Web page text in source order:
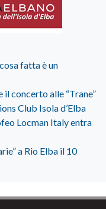
fatta è un
concerto alle “Trane”
Club Isola d’Elba
Locman Italy entra
a Rio Elba il 10